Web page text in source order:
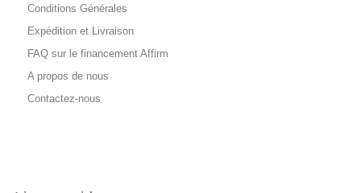
Conditions Générales
Expédition et Livraison
FAQ sur le financement Affirm
A propos de nous
Contactez-nous